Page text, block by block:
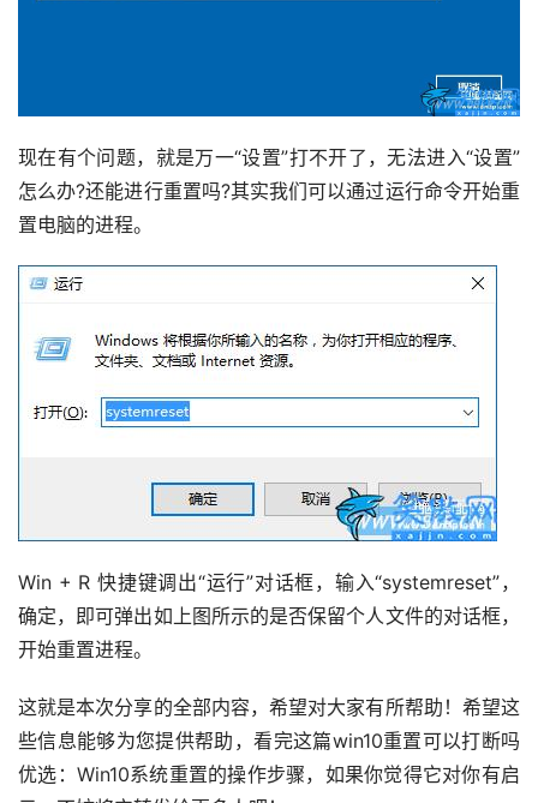
现在有个问题，就是万一“设置”打不开了，无法进入“设置”
怎么办?还能进行重置吗?其实我们可以通过运行命令开始重
置电脑的进程。
Win + R 快捷键调出“运行”对话框，输入“systemreset”，
确定，即可弹出如上图所示的是否保留个人文件的对话框，
开始重置进程。
这就是本次分享的全部内容，希望对大家有所帮助！希望这
些信息能够为您提供帮助，看完这篇win10重置可以打断吗
优选：Win10系统重置的操作步骤，如果你觉得它对你有启